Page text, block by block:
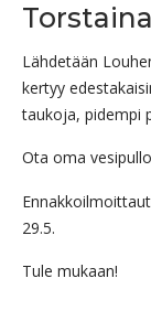
Lähdetään
kertyy
taukoja, pidempi
Ota oma
29.5.
Tule mukaan!